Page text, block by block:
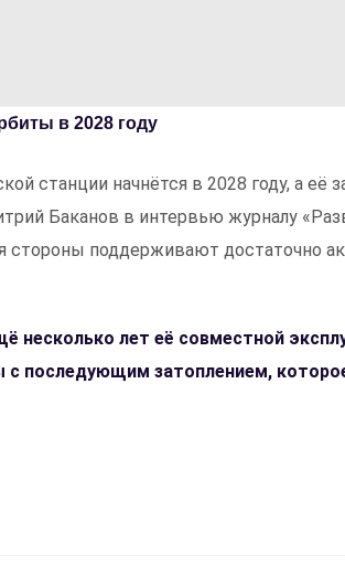
в 2028 году
станции начнётся в 2028 году, а её
Баканов в интервью журналу
стороны поддерживают достаточно
лет её совместной
последующим затоплением,